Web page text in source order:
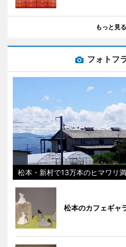
もっと見る
フォトフ
松本・新村で13万本のヒマワリ
松本のカフェギャ